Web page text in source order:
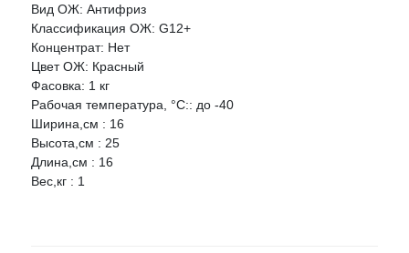
Вид ОЖ: Антифриз
Классификация ОЖ: G12+
Концентрат: Нет
Цвет ОЖ: Красный
Фасовка: 1 кг
Рабочая температура, °C:: до -40
Ширина,см : 16
Высота,см : 25
Длина,см : 16
Вес,кг : 1
Ваше имя
E-mail
Достоинства